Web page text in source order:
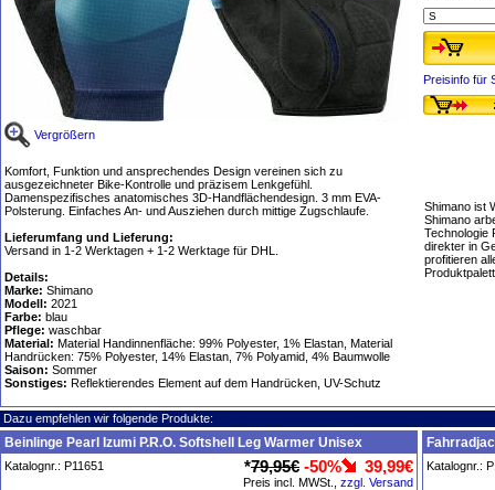
Vergrößern
Komfort, Funktion und ansprechendes Design vereinen sich zu
ausgezeichneter Bike-Kontrolle und präzisem Lenkgefühl.
Damenspezifisches anatomisches 3D-Handflächendesign. 3 mm EVA-
Polsterung. Einfaches An- und Ausziehen durch mittige Zugschlaufe.
Lieferumfang und Lieferung:
Versand in 1-2 Werktagen + 1-2 Werktage für DHL.
Details:
Marke: Shimano
Modell: 2021
Farbe: blau
Pflege: waschbar
Material: Material Handinnenfläche: 99% Polyester, 1% Elastan, Material
Handrücken: 75% Polyester, 14% Elastan, 7% Polyamid, 4% Baumwolle
Saison: Sommer
Sonstiges: Reflektierendes Element auf dem Handrücken, UV-Schutz
Preisinfo für
Shimano ist
Shimano
Technologie
direkter in
profitieren
Dazu empfehlen wir folgende Produkte:
Beinlinge Pearl Izumi P.R.O. Softshell Leg Warmer Unisex
Katalognr.: P11651 *79,95€ -50% 39,99€
Preis incl. MWSt., zzgl. Versand
Katalognr.: